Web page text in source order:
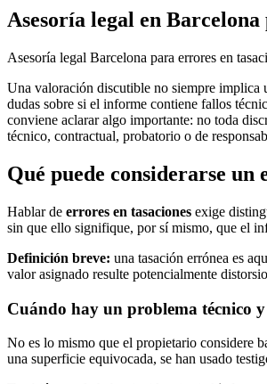
Asesoría legal en
Asesoría legal Barcelona para errores en
Una valoración discutible no siempre implica
dudas sobre si el informe contiene fallos
conviene aclarar algo importante: no toda
técnico, contractual, probatorio o de
Qué puede considerarse un
Hablar de errores en tasaciones exige
sin que ello signifique, por sí mismo, que el
Definición breve: una tasación errónea es
valor asignado resulte potencialmente
Cuándo hay un problema técnico
No es lo mismo que el propietario considere
una superficie equivocada, se han usado